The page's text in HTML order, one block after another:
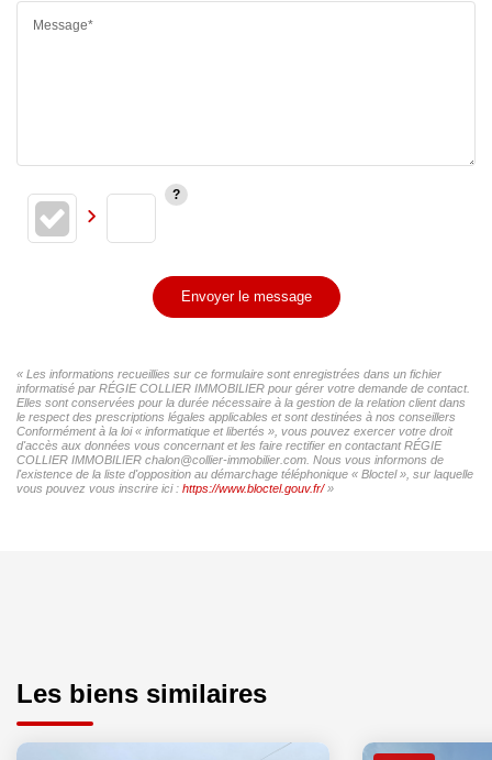
Message*
Envoyer le message
« Les informations recueillies sur ce formulaire sont enregistrées dans un fichier
informatisé par RÉGIE COLLIER IMMOBILIER pour gérer votre demande de contact.
Elles sont conservées pour la durée nécessaire à la gestion de la relation client dans
le respect des prescriptions légales applicables et sont destinées à nos conseillers
Conformément à la loi « informatique et libertés », vous pouvez exercer votre droit
d'accès aux données vous concernant et les faire rectifier en contactant RÉGIE
COLLIER IMMOBILIER chalon@collier-immobilier.com. Nous vous informons de
l'existence de la liste d'opposition au démarchage téléphonique « Bloctel », sur laquelle
vous pouvez vous inscrire ici : https://www.bloctel.gouv.fr/»
Les biens similaires